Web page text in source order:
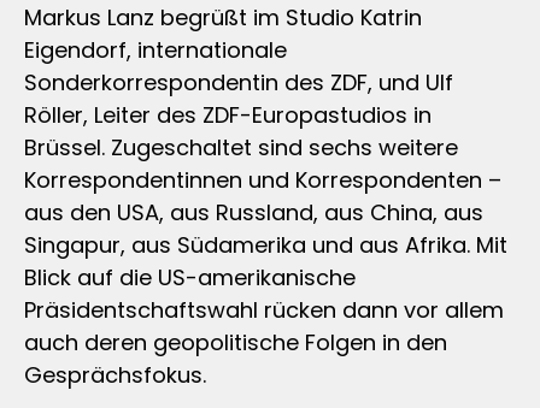
Markus Lanz begrüßt im Studio Katrin
Eigendorf, internationale
Sonderkorrespondentin des ZDF, und Ulf
Röller, Leiter des ZDF-Europastudios in
Brüssel. Zugeschaltet sind sechs weitere
Korrespondentinnen und Korrespondenten –
aus den USA, aus Russland, aus China, aus
Singapur, aus Südamerika und aus Afrika. Mit
Blick auf die US-amerikanische
Präsidentschaftswahl rücken dann vor allem
auch deren geopolitische Folgen in den
Gesprächsfokus.